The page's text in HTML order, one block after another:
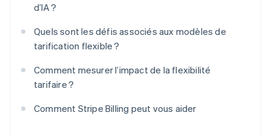
d’IA ?
Quels sont les défis associés aux modèles de
tarification flexible ?
Comment mesurer l’impact de la flexibilité
tarifaire ?
Comment Stripe Billing peut vous aider